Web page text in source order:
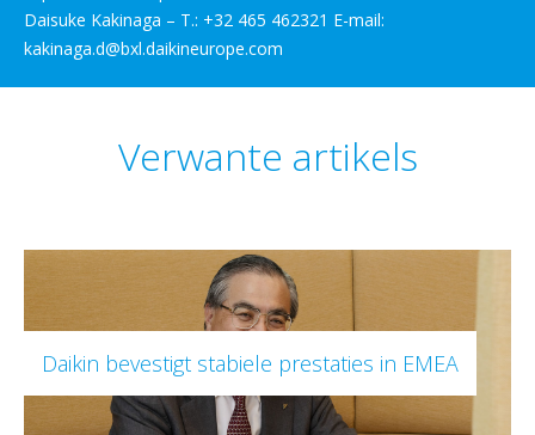
Daisuke Kakinaga – T.: +32 465 462321 E-mail:
kakinaga.d@bxl.daikineurope.com
Verwante artikels
Daikin bevestigt stabiele prestaties in EMEA